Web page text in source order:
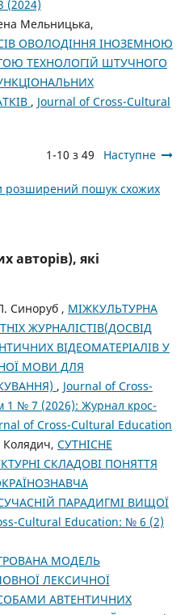
(2024)
Мельницька,
ОВОЛОДІННЯ ІНОЗЕМНОЮ
ТЕХНОЛОГІЙ ШТУЧНОГО
, Journal of Cross-Cultural
1-10 з 49 Наступне
розширений пошук схожих
авторів), які
Синоруб , МІЖКУЛЬТУРНА
ЖУРНАЛІСТІВ(ДОСВІД
ВІДЕОМАТЕРІАЛІВ У
МОВИ ДЛЯ
, Journal of Cross-
1 № 7 (2026): Журнал крос-
of Cross-Cultural Education
СУТНІСНЕ
СКЛАДОВІ ПОНЯТТЯ
ПАРАДИГМІ ВИЩОЇ
Cultural Education: № 6 (2)
МОДЕЛЬ
ЛЕКСИЧНОЇ
АВТЕНТИЧНИХ